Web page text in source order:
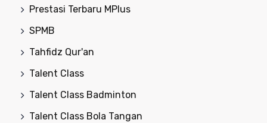
Prestasi Terbaru MPlus
SPMB
Tahfidz Qur'an
Talent Class
Talent Class Badminton
Talent Class Bola Tangan